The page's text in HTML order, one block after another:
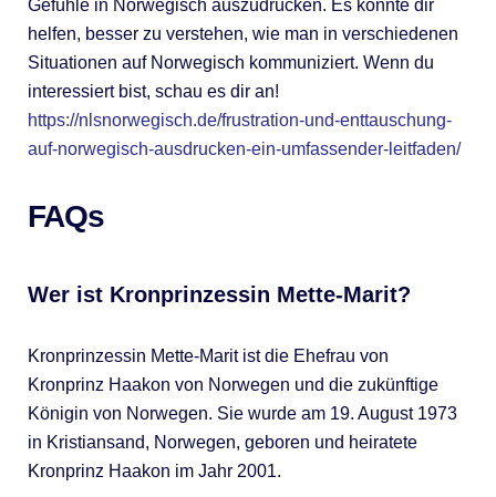
Gefühle in Norwegisch auszudrücken. Es könnte dir
helfen, besser zu verstehen, wie man in verschiedenen
Situationen auf Norwegisch kommuniziert. Wenn du
interessiert bist, schau es dir an!
https://nlsnorwegisch.de/frustration-und-enttauschung-
auf-norwegisch-ausdrucken-ein-umfassender-leitfaden/
FAQs
Wer ist Kronprinzessin Mette-Marit?
Kronprinzessin Mette-Marit ist die Ehefrau von
Kronprinz Haakon von Norwegen und die zukünftige
Königin von Norwegen. Sie wurde am 19. August 1973
in Kristiansand, Norwegen, geboren und heiratete
Kronprinz Haakon im Jahr 2001.